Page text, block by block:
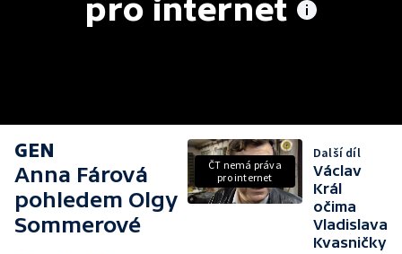
pro internet
GEN
Anna Fárová
pohledem Olgy
Sommerové
ČT nemá práva
pro internet
Další díl
Václav
Král
očima
Vladislava
Kvasničky